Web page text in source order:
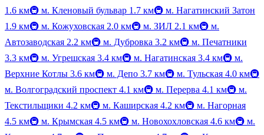
1.6 км🚇 м. Кленовый бульвар 1.7 км🚇 м. Нагатинский Затон
1.9 км🚇 м. Кожуховская 2.0 км🚇 м. ЗИЛ 2.1 км🚇 м.
Автозаводская 2.2 км🚇 м. Дубровка 3.2 км🚇 м. Печатники
3.3 км🚇 м. Угрешская 3.4 км🚇 м. Нагатинская 3.4 км🚇 м.
Верхние Котлы 3.6 км🚇 м. Депо 3.7 км🚇 м. Тульская 4.0 км🚇
м. Волгоградский проспект 4.1 км🚇 м. Перерва 4.1 км🚇 м.
Текстильщики 4.2 км🚇 м. Каширская 4.2 км🚇 м. Нагорная
4.5 км🚇 м. Крымская 4.5 км🚇 м. Новохохловская 4.6 км🚇 м.